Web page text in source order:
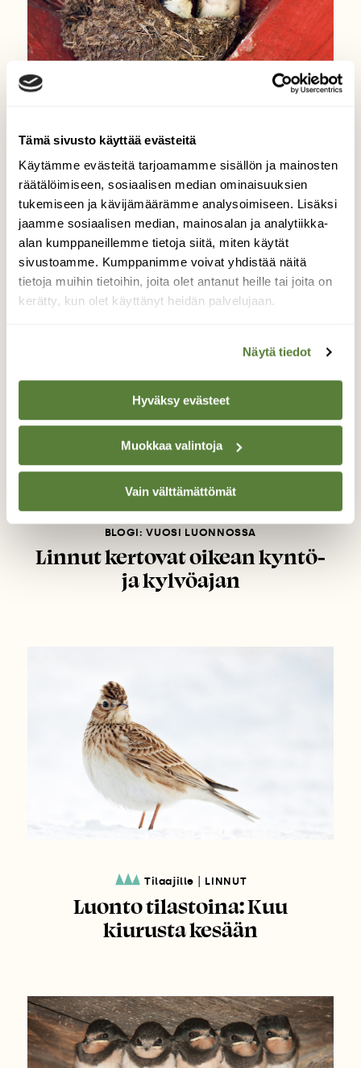
Tämä sivusto käyttää evästeitä
Käytämme evästeitä tarjoamamme sisällön ja mainosten
räätälöimiseen, sosiaalisen median ominaisuuksien
tukemiseen ja kävijämäärämme analysoimiseen. Lisäksi
jaamme sosiaalisen median, mainosalan ja analytiikka-
alan kumppaneillemme tietoja siitä, miten käytät
sivustoamme. Kumppanimme voivat yhdistää näitä
tietoja muihin tietoihin, joita olet antanut heille tai joita on
kerätty, kun olet käyttänyt heidän palvelujaan.
Näytä tiedot
Hyväksy evästeet
Muokkaa valintoja
Vain välttämättömät
Tilaajille | LINNUT
Kesän tuojat – esittelyssä
haarapääsky, räystäspääsky ja
törmäpääsky
BLOGI: VUOSI LUONNOSSA
Linnut kertovat oikean kyntö-
ja kylvöajan
Tilaajille LINNUT
Luonto tilastoina: Kuu
kiurusta kesään